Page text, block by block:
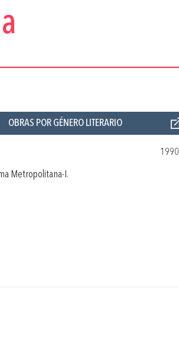
OBRAS POR GÉNERO LITERARIO
1990
Metropolitana-I.